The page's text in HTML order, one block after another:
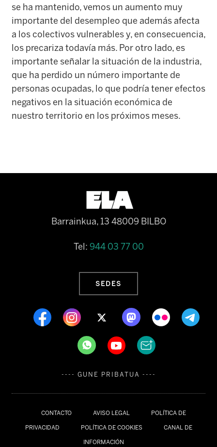
se ha mantenido, vemos un aumento muy
importante del desempleo que además afecta
a los colectivos vulnerables y, en consecuencia,
los precariza todavía más. Por otro lado, es
importante señalar la situación de la industria,
que ha perdido un número importante de
personas ocupadas, lo que podría tener efectos
negativos en la situación económica de
nuestro territorio en los próximos meses.
CONTACTO AVISO LEGAL POLÍTICA DE
PRIVACIDAD POLÍTICA DE COOKIES CANAL DE
INFORMACIÓN
Barrainkua, 13 48009 BILBO
Tel: 944 03 77 00
SEDES
---- GUNE PRIBATUA ----